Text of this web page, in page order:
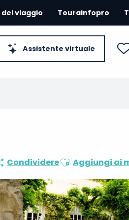
Assistente virtuale
viaggio Tourainfopro
CondividereAjouter aux
Aggiungi ai